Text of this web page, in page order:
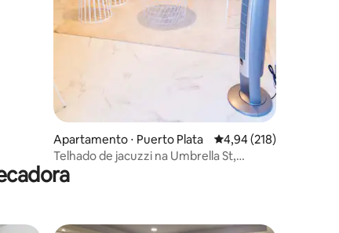
Apartamento ⋅ Puerto Plata 4,94 de uma avaliação
4,94 (218)
Telhado de jacuzzi na Umbrella St,
localização acessível a pé